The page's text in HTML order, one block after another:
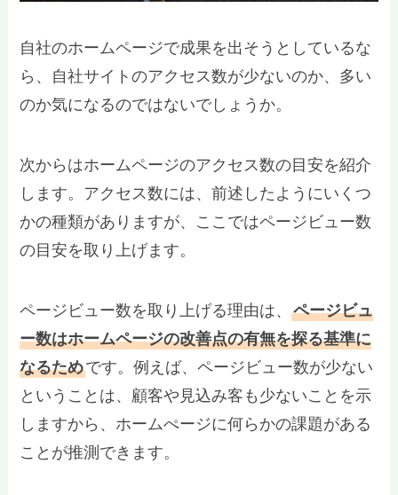
自社のホームページで成果を出そうとしているな
ら、自社サイトのアクセス数が少ないのか、多い
のか気になるのではないでしょうか。
次からはホームページのアクセス数の目安を紹介
します。アクセス数には、前述したようにいくつ
かの種類がありますが、ここではページビュー数
の目安を取り上げます。
ページビュー数を取り上げる理由は、ページビュ
ー数はホームページの改善点の有無を探る基準に
なるためです。例えば、ページビュー数が少ない
ということは、顧客や見込み客も少ないことを示
しますから、ホームぺージに何らかの課題がある
ことが推測できます。